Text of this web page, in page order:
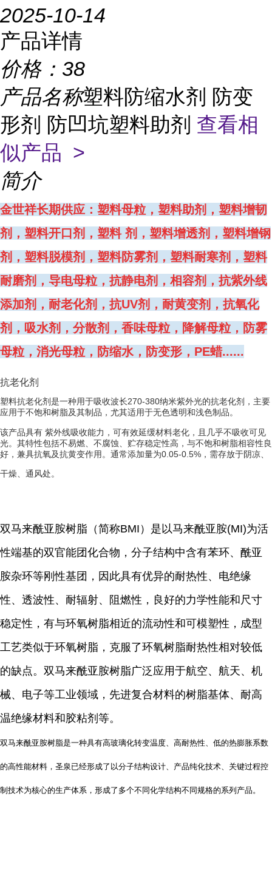
2025-10-14
产品详情
价格： 38
产品名称塑料防缩水剂 防变
形剂 防凹坑塑料助剂 查看相
似产品 >
简介
金世祥长期供应：塑料母粒，塑料助剂，塑料增韧
剂，塑料开口剂，塑料 剂，塑料增透剂，塑料增钢
剂，塑料脱模剂，塑料防雾剂，塑料耐寒剂，塑料
耐磨剂，导电母粒，抗静电剂，相容剂，抗紫外线
添加剂，耐老化剂，抗UV剂，耐黄变剂，抗氧化
剂，吸水剂，分散剂，香味母粒，降解母粒，防雾
母粒，消光母粒，防缩水，防变形，PE蜡......
抗老化剂
塑料抗老化剂是一种用于吸收波长270-380纳米紫外光的抗老化剂，主要
应用于不饱和树脂及其制品，尤其适用于无色透明和浅色制品。
该产品具有 紫外线吸收能力，可有效延缓材料老化，且几乎不吸收可见
光。其特性包括不易燃、不腐蚀、贮存稳定性高，与不饱和树脂相容性良
好，兼具抗氧及抗黄变作用。通常添加量为0.05-0.5%，需存放于阴凉、
干燥、通风处。
双马来酰亚胺树脂（简称BMI）是以马来酰亚胺(MI)为活
性端基的双官能团化合物，分子结构中含有苯环、酰亚
胺杂环等刚性基团，因此具有优异的耐热性、电绝缘
性、透波性、耐辐射、阻燃性，良好的力学性能和尺寸
稳定性，有与环氧树脂相近的流动性和可模塑性，成型
工艺类似于环氧树脂，克服了环氧树脂耐热性相对较低
的缺点。双马来酰亚胺树脂广泛应用于航空、航天、机
械、电子等工业领域，先进复合材料的树脂基体、耐高
温绝缘材料和胶粘剂等。
双马来酰亚胺树脂是一种具有高玻璃化转变温度、高耐热性、低的热膨胀系数
的高性能材料，圣泉已经形成了以分子结构设计、产品纯化技术、关键过程控
制技术为核心的生产体系，形成了多个不同化学结构不同规格的系列产品。